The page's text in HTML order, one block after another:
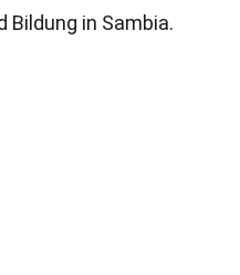
Bildung in Sambia.